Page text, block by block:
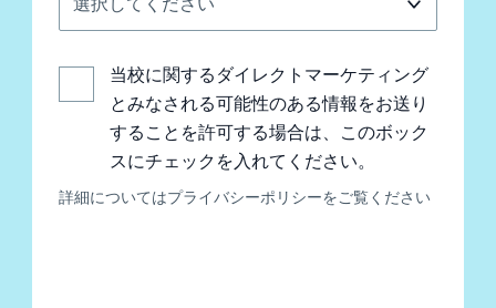
当校に関するダイレクトマーケティング
とみなされる可能性のある情報をお送り
することを許可する場合は、このボック
スにチェックを入れてください。
詳細についてはプライバシーポリシーをご覧ください